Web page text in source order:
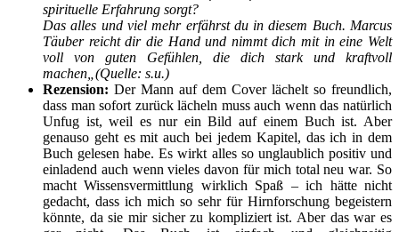
spirituelle Erfahrung sorgt?
Das alles und viel mehr erfährst du in diesem Buch. Marcus
Täuber reicht dir die Hand und nimmt dich mit in eine Welt
voll von guten Gefühlen, die dich stark und kraftvoll
machen „(Quelle: s.u.)
Rezension: Der Mann auf dem Cover lächelt so freundlich,
dass man sofort zurück lächeln muss auch wenn das natürlich
Unfug ist, weil es nur ein Bild auf einem Buch ist. Aber
genauso geht es mit auch bei jedem Kapitel, das ich in dem
Buch gelesen habe. Es wirkt alles so unglaublich positiv und
einladend auch wenn vieles davon für mich total neu war. So
macht Wissensvermittlung wirklich Spaß – ich hätte nicht
gedacht, dass ich mich so sehr für Hirnforschung begeistern
könnte, da sie mir sicher zu kompliziert ist. Aber das war es